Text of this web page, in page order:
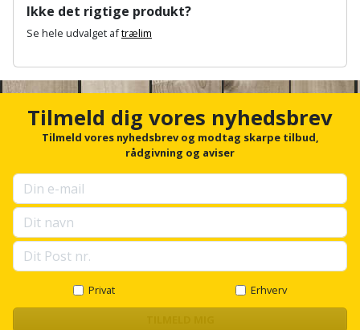
Radonsikring
Sand
og
grus
Skruer,
bolte
og
møtrikker
Skunklem
Søm
Målebånd
Markeringsværktøj
Mejsel
Nedstryger
Nøgleværktøj
Økse
Oliekande
Føringsskinne
Fugepistol
Fugtmåler
Girafsliber
Girafsliber
tilbehør
og
kajak
Havemøbler
Havepleje
Haveredskaber
Haveslange
og
tilbehør
Havetilbehør
Hegn
Ikke det rigtige produkt?
Se hele udvalget aftrælim
c
r
u
p
s
e
l
l
c
Tilmeld dig vores nyhedsbrev
Tilmeld vores nyhedsbrev og modtag skarpe tilbud,
rådgivning og aviser
Privat Erhverv